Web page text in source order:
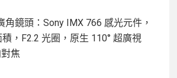
角鏡頭：Sony IMX 766 感光元件，
，F2.2 光圈，原生 110° 超廣視
焦